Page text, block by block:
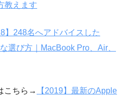
教えます
】248名へアドバイスした
選び方｜MacBook Pro、Air、
こちら→
【2019】最新のApple